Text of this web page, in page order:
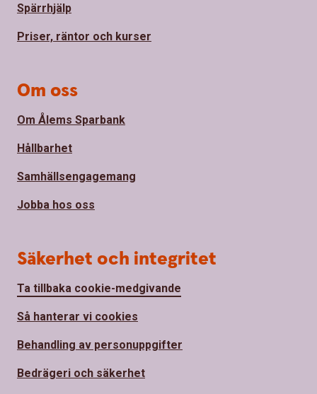
Spärrhjälp
Priser, räntor och kurser
Om oss
Om Ålems Sparbank
Hållbarhet
Samhällsengagemang
Jobba hos oss
Säkerhet och integritet
Ta tillbaka cookie-medgivande
Så hanterar vi cookies
Behandling av personuppgifter
Bedrägeri och säkerhet